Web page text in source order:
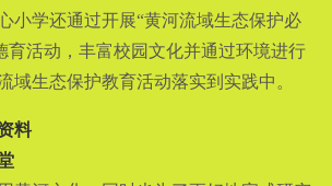
小学还通过开展“黄河流域生态保护必
育活动，丰富校园文化并通过环境进行
域生态保护教育活动落实到实践中。
料